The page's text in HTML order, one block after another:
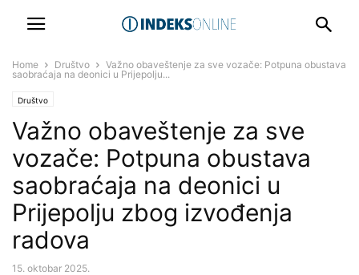
Home Društvo
Važno obaveštenje za sve vozače: Potpuna obustava
saobraćaja na deonici u Prijepolju...
Društvo
Važno obaveštenje za sve
vozače: Potpuna obustava
saobraćaja na deonici u
Prijepolju zbog izvođenja
radova
15. oktobar 2025.